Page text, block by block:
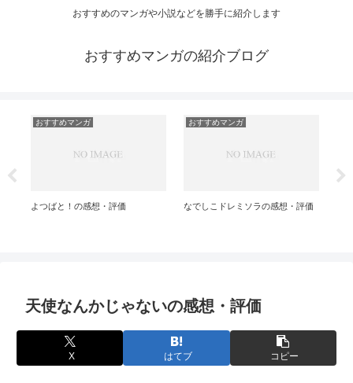
おすすめのマンガや小説などを勝手に紹介します
おすすめマンガの紹介ブログ
おすすめマンガ
よつばと！の感想・評価
おすすめマンガ
なでしこドレミソラの感想・評価
天使なんかじゃないの感想・評価
X はてブ コピー